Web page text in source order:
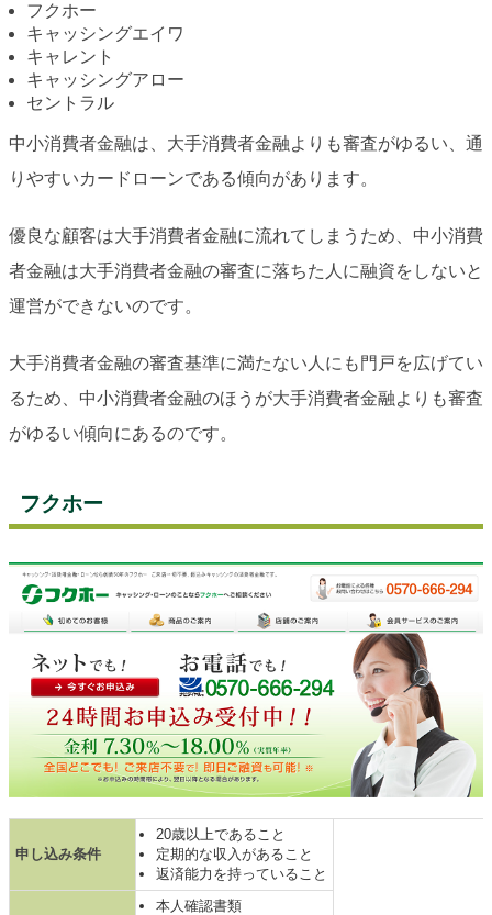
フクホー
キャッシングエイワ
キャレント
キャッシングアロー
セントラル
中小消費者金融は、大手消費者金融よりも審査がゆるい、通
りやすいカードローンである傾向があります。
優良な顧客は大手消費者金融に流れてしまうため、中小消費
者金融は大手消費者金融の審査に落ちた人に融資をしないと
運営ができないのです。
大手消費者金融の審査基準に満たない人にも門戸を広げてい
るため、中小消費者金融のほうが大手消費者金融よりも審査
がゆるい傾向にあるのです。
フクホー
申し込み条件
20歳以上であること
定期的な収入があること
返済能力を持っていること
本人確認書類